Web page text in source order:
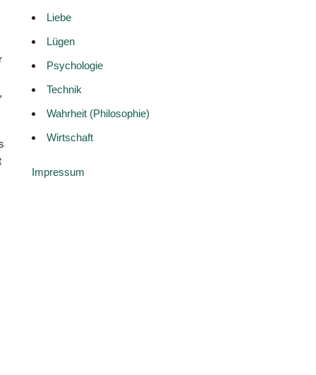
Liebe
Lügen
Psychologie
Technik
Wahrheit (Philosophie)
Wirtschaft
Impressum